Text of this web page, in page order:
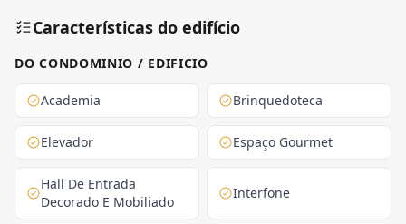
Características do edifício
DO CONDOMINIO / EDIFICIO
Academia Brinquedoteca
Elevador Espaço Gourmet
Hall De Entrada
Decorado E Mobiliado
Interfone